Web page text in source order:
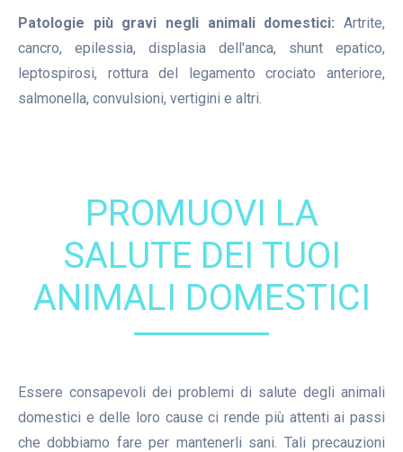
Patologie più gravi negli animali domestici: Artrite,
cancro, epilessia, displasia dell'anca, shunt epatico,
leptospirosi, rottura del legamento crociato anteriore,
salmonella, convulsioni, vertigini e altri.
PROMUOVI LA
SALUTE DEI TUOI
ANIMALI DOMESTICI
Essere consapevoli dei problemi di salute degli animali
domestici e delle loro cause ci rende più attenti ai passi
che dobbiamo fare per mantenerli sani. Tali precauzioni